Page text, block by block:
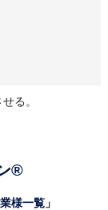
る。
®
様一覧」